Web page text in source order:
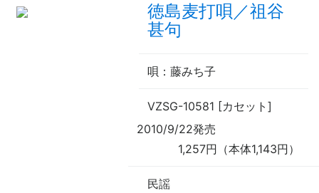
徳島麦打唄／祖谷
甚句
唄 ：藤みち子
VZSG-10581 [カセット]
2010/9/22発売
1,257円（本体1,143円）
民謡